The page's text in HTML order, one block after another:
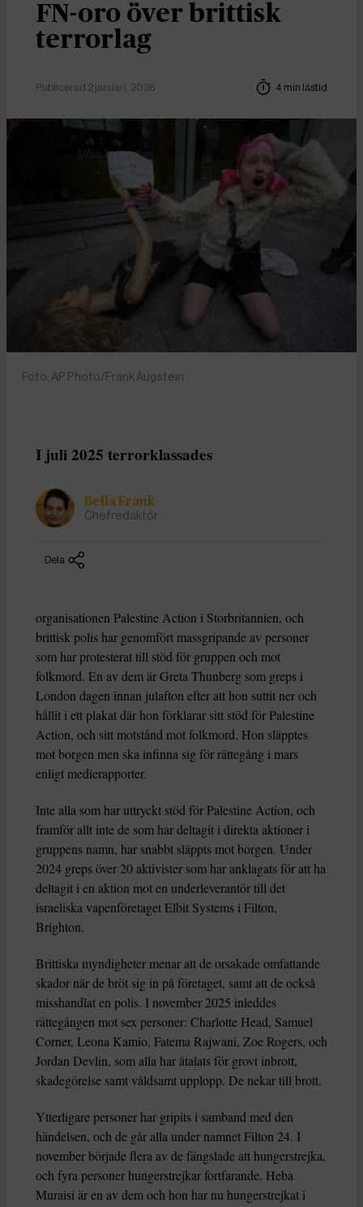
FN-oro över brittisk
terrorlag
Publicerad 2 januari, 2026 4 min lästid
Foto: AP Photo/Frank Augstein
I juli 2025 terrorklassades
Bella Frank
Chefredaktör
Dela
organisationen Palestine Action i Storbritannien, och
brittisk polis har genomfört massgripande av personer
som har protesterat till stöd för gruppen och mot
folkmord. En av dem är Greta Thunberg som greps i
London dagen innan julafton efter att hon suttit ner och
hållit i ett plakat där hon förklarar sitt stöd för Palestine
Action, och sitt motstånd mot folkmord. Hon släpptes
mot borgen men ska infinna sig för rättegång i mars
enligt medierapporter.
Inte alla som har uttryckt stöd för Palestine Action, och
framför allt inte de som har deltagit i direkta aktioner i
gruppens namn, har snabbt släppts mot borgen. Under
2024 greps över 20 aktivister som har anklagats för att ha
deltagit i en aktion mot en underleverantör till det
israeliska vapenföretaget Elbit Systems i Filton,
Brighton.
Brittiska myndigheter menar att de orsakade omfattande
skador när de bröt sig in på företaget, samt att de också
misshandlat en polis. I november 2025 inleddes
rättegången mot sex personer: Charlotte Head, Samuel
Corner, Leona Kamio, Fatema Rajwani, Zoe Rogers, och
Jordan Devlin, som alla har åtalats för grovt inbrott,
skadegörelse samt våldsamt upplopp. De nekar till brott.
Ytterligare personer har gripits i samband med den
händelsen, och de går alla under namnet Filton 24. I
november började flera av de fängslade att hungerstrejka,
och fyra personer hungerstrejkar fortfarande. Heba
Muraisi är en av dem och hon har nu hungerstrejkat i